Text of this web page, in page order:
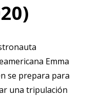
Emma
se prepara para
una tripulación